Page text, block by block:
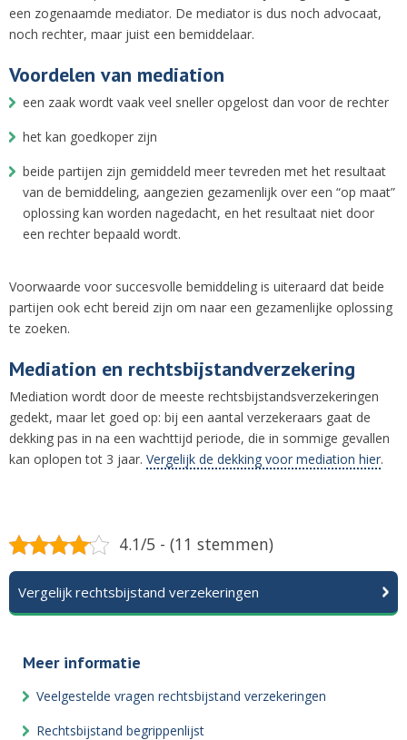
een zogenaamde mediator. De mediator is dus noch advocaat,
noch rechter, maar juist een bemiddelaar.
Voordelen van mediation
een zaak wordt vaak veel sneller opgelost dan voor de rechter
het kan goedkoper zijn
beide partijen zijn gemiddeld meer tevreden met het resultaat
van de bemiddeling, aangezien gezamenlijk over een “op maat”
oplossing kan worden nagedacht, en het resultaat niet door
een rechter bepaald wordt.
Voorwaarde voor succesvolle bemiddeling is uiteraard dat beide
partijen ook echt bereid zijn om naar een gezamenlijke oplossing
te zoeken.
Mediation en rechtsbijstandverzekering
Mediation wordt door de meeste rechtsbijstandsverzekeringen
gedekt, maar let goed op: bij een aantal verzekeraars gaat de
dekking pas in na een wachttijd periode, die in sommige gevallen
kan oplopen tot 3 jaar. Vergelijk de dekking voor mediation hier.
4.1/5 - (11 stemmen)
Vergelijk rechtsbijstand verzekeringen
Meer informatie
Veelgestelde vragen rechtsbijstand verzekeringen
Rechtsbijstand begrippenlijst